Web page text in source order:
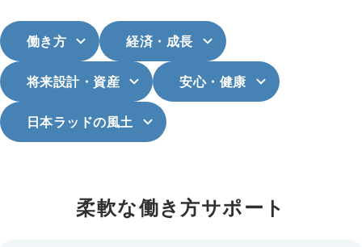
働き方 経済・成長
将来設計・資産 安心・健康
日本ラッドの風土
柔軟な働き方サポート